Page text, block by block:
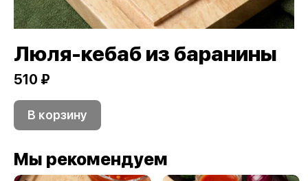
Люля-кебаб из баранины
510 ₽
В корзину
Мы рекомендуем